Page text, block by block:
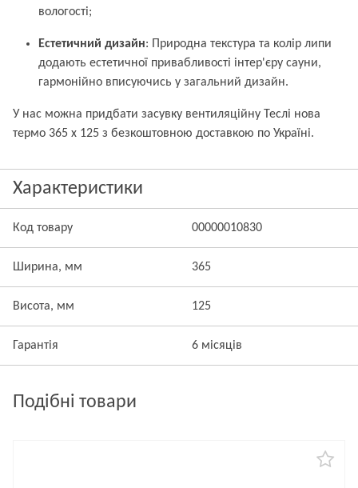
вологості;
Естетичний дизайн: Природна текстура та колір липи
додають естетичної привабливості інтер'єру сауни,
гармонійно вписуючись у загальний дизайн.
У нас можна придбати засувку вентиляційну Теслі нова
термо 365 x 125 з безкоштовною доставкою по Україні.
Характеристики
Код товару 00000010830
Ширина, мм 365
Висота, мм 125
Гарантія 6 місяців
Подібні товари